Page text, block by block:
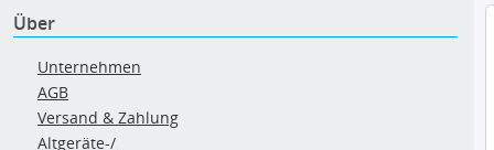
Über
Unternehmen
AGB
Versand & Zahlung
Altgeräte-/